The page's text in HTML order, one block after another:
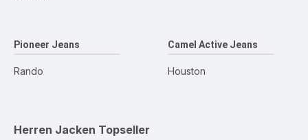
Pioneer Jeans
Rando
Camel Active Jeans
Houston
Herren Jacken Topseller